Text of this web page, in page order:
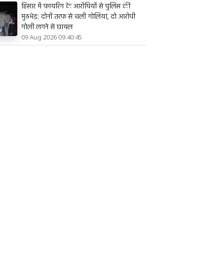
हिसार में फायरिंग के आरोपियों से पुलिस की
मुठभेड़: दोनों तरफ से चली गोलियां, दो आरोपी
गोली लगने से घायल
09 Aug 2026 09:40:45